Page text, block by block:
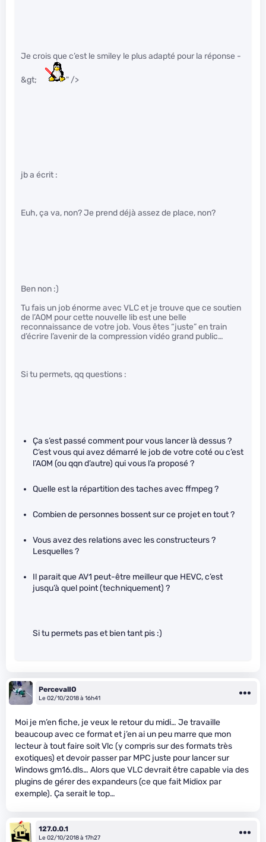
Je crois que c’est le smiley le plus adapté pour la réponse -
&gt; " />
jb a écrit :
Euh, ça va, non? Je prend déjà assez de place, non?
Ben non :)
Tu fais un job énorme avec VLC et je trouve que ce soutien
de l’AOM pour cette nouvelle lib est une belle
reconnaissance de votre job. Vous êtes “juste” en train
d’écrire l’avenir de la compression vidéo grand public…
Si tu permets, qq questions :
Ça s’est passé comment pour vous lancer là dessus ?
C’est vous qui avez démarré le job de votre coté ou c’est
l’AOM (ou qqn d’autre) qui vous l’a proposé ?
Quelle est la répartition des taches avec ffmpeg ?
Combien de personnes bossent sur ce projet en tout ?
Vous avez des relations avec les constructeurs ?
Lesquelles ?
Il parait que AV1 peut-être meilleur que HEVC, c’est
jusqu’à quel point (techniquement) ?
Si tu permets pas et bien tant pis :)
PercevalIO
Le 02/10/2018 à 16h41
Moi je m’en fiche, je veux le retour du midi… Je travaille
beaucoup avec ce format et j’en ai un peu marre que mon
lecteur à tout faire soit Vlc (y compris sur des formats très
exotiques) et devoir passer par MPC juste pour lancer sur
Windows gm16.dls… Alors que VLC devrait être capable via des
plugins de gérer des expandeurs (ce que fait Midiox par
exemple). Ça serait le top…
127.0.0.1
Le 02/10/2018 à 17h27